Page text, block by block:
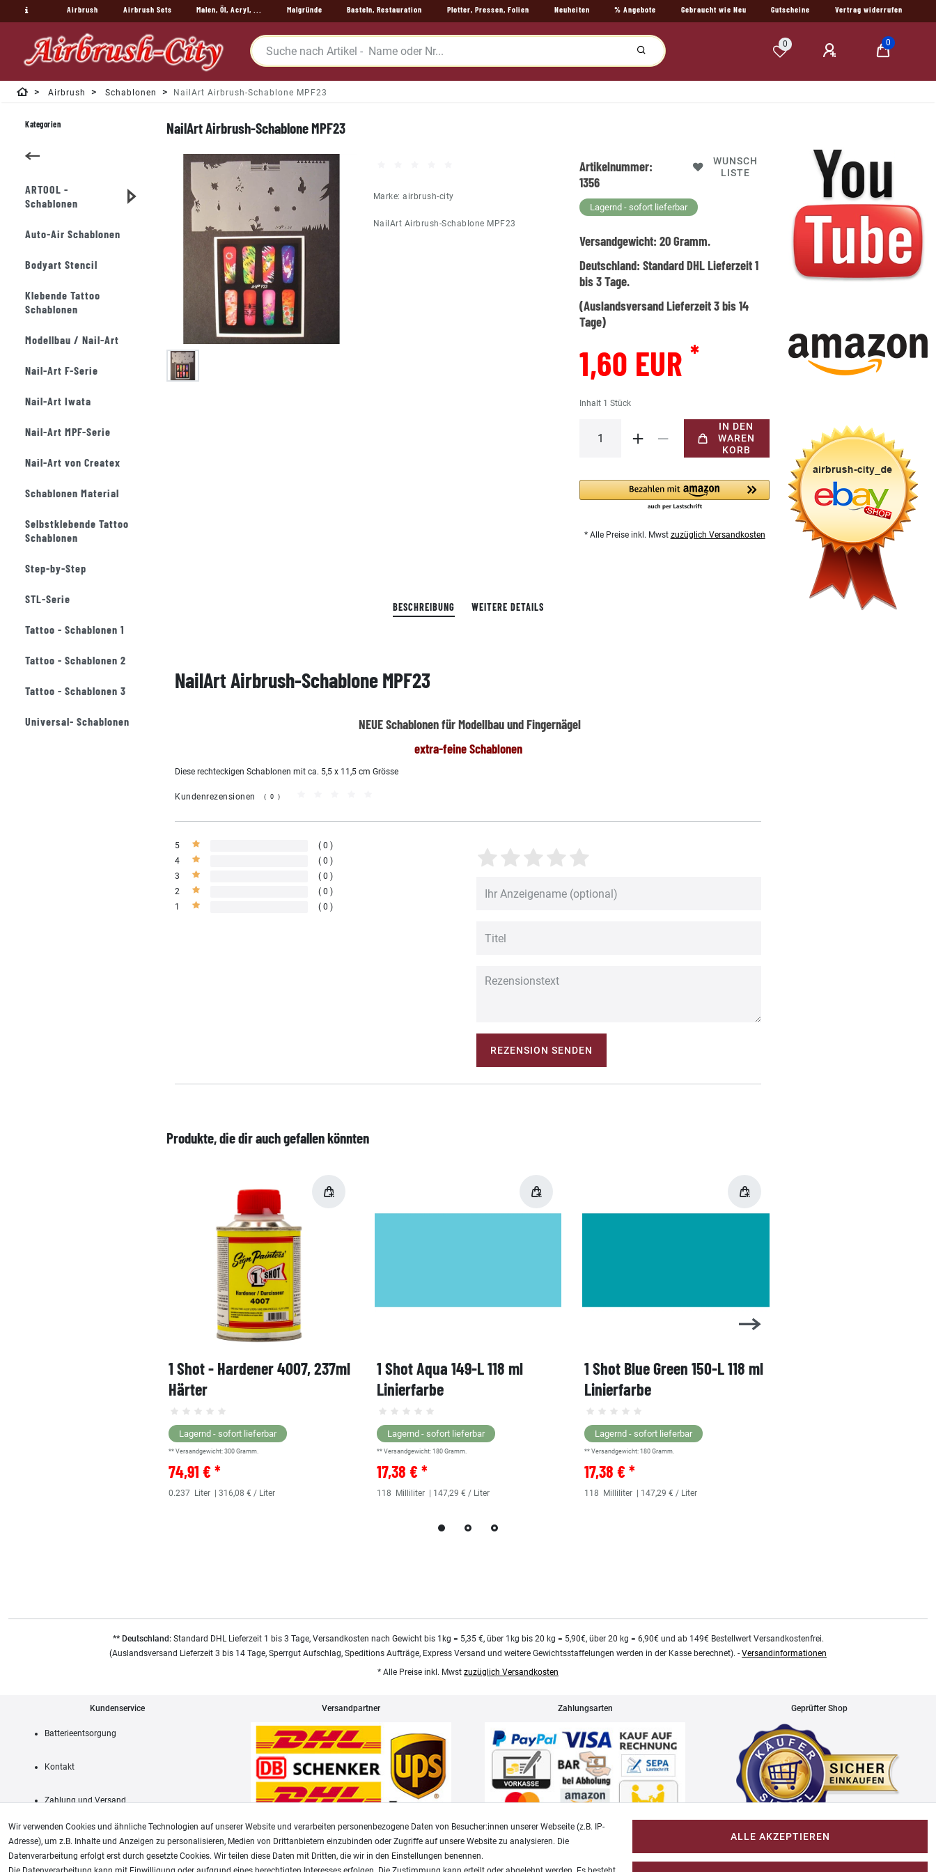
Airbrush Airbrush Sets Malen, Öl, Acryl, ... Malgründe Basteln, Restauration Plotter, Pressen, Folien Neuheiten % Angebote Gebraucht wie Neu Gutscheine Vertrag widerrufen
0 0
Airbrush Schablonen NailArt Airbrush-Schablone MPF23
NailArt Airbrush-Schablone MPF23
Marke:airbrush-city
NailArt Airbrush-Schablone MPF23
Artikelnummer:
1356
WUNSCH
LISTE
Lagernd - sofort lieferbar
Versandgewicht:20Gramm.
Deutschland:Standard DHL Lieferzeit 1
bis 3 Tage.
(Auslandsversand Lieferzeit 3 bis 14
Tage)
1,60 EUR *
Inhalt 1Stück
IN DEN
WAREN
KORB
* Alle Preise inkl. Mwst zuzüglich Versandkosten
BESCHREIBUNG WEITERE DETAILS
NailArt Airbrush-Schablone MPF23
NEUE Schablonen für Modellbau und Fingernägel
extra-feine Schablonen
Diese rechteckigen Schablonen mit ca. 5,5 x 11,5 cm Grösse
Kundenrezensionen (0)
5
0
4
0
3
0
2
0
1
0
REZENSION SENDEN
Produkte, die dir auch gefallen könnten
1 Shot - Hardener 4007, 237ml
Härter
Lagernd - sofort lieferbar
** Versandgewicht: 300 Gramm.
74,91 € *
0.237 Liter | 316,08 € / Liter
1 Shot Aqua 149-L 118 ml
Linierfarbe
Lagernd - sofort lieferbar
** Versandgewicht: 180 Gramm.
17,38 € *
118 Milliliter | 147,29 € / Liter
1 Shot Blue Green 150-L 118 ml
Linierfarbe
Lagernd - sofort lieferbar
** Versandgewicht:180 Gramm.
17,38 € *
118 Milliliter | 147,29 € / Liter
Kategorien
ARTOOL -
Schablonen
Auto-Air Schablonen
Bodyart Stencil
Klebende Tattoo
Schablonen
Modellbau / Nail-Art
Nail-Art F-Serie
Nail-Art Iwata
Nail-Art MPF-Serie
Nail-Art von Createx
Schablonen Material
Selbstklebende Tattoo
Schablonen
Step-by-Step
STL-Serie
Tattoo - Schablonen 1
Tattoo - Schablonen 2
Tattoo - Schablonen 3
Universal- Schablonen
** Deutschland:Standard DHL Lieferzeit 1 bis 3 Tage, Versandkosten nach Gewicht bis 1kg = 5,35 €, über 1kg bis 20 kg = 5,90€, über 20 kg = 6,90€ und ab 149€ Bestellwert Versandkostenfrei.
(Auslandsversand Lieferzeit 3 bis 14 Tage, Sperrgut Aufschlag, Speditions Aufträge, Express Versand und weitere Gewichtsstaffelungen werden in der Kasse berechnet). - Versandinformationen
* Alle Preise inkl. Mwst zuzüglich Versandkosten
Kundenservice
Batterieentsorgung
Kontakt
Zahlung und Versand
Versandpartner Zahlungsarten Geprüfter Shop
AGB Widerrufsrecht Impressum
Wir verwenden Cookies und ähnliche Technologien auf unserer Website und verarbeiten personenbezogene Daten von Besucher:innen unserer Webseite (z.B. IP-
Adresse), um z.B. Inhalte und Anzeigen zu personalisieren, Medien von Drittanbietern einzubinden oder Zugriffe auf unsere Website zu analysieren. Die
Datenverarbeitung erfolgt erst durch gesetzte Cookies. Wir teilen diese Daten mit Dritten, die wir in den Einstellungen benennen.
ALLE AKZEPTIEREN